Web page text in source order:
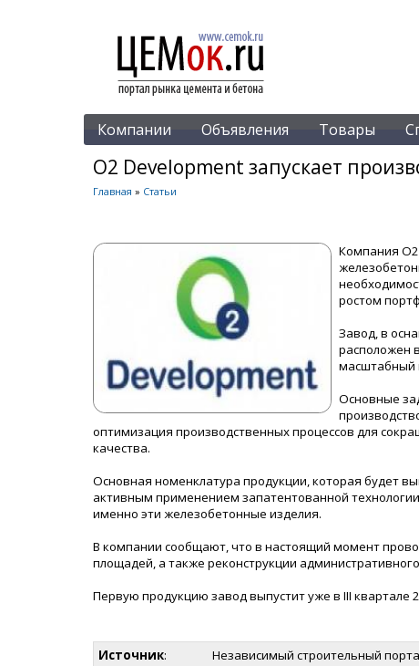
Компании Объявления Товары
O2 Development запускает
Главная » Статьи
Компания О2
ростом
Завод, в
расположен
масштабный
Основные
оптимизация производственных процессов для
качества.
Основная номенклатура продукции, которая будет
активным применением запатентованной
именно эти железобетонные изделия.
В компании сообщают, что в настоящий момент
площадей, а также реконструкции
Первую продукцию завод выпустит уже в III квартале
Источник:
Независимый строительный